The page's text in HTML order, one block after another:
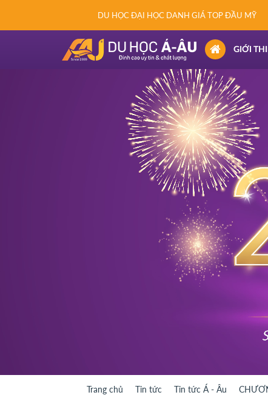
DU HỌC ĐẠI HỌC DANH GIÁ TOP ĐẦU MỸ
(CURRENT)
GIỚI
Trang chủ Tin tức Tin tức Á - Âu